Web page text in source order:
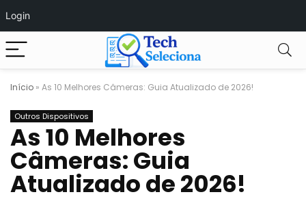
Login
Início » As 10 Melhores Câmeras: Guia Atualizado de 2026!
Outros Dispositivos
As 10 Melhores
Câmeras: Guia
Atualizado de 2026!